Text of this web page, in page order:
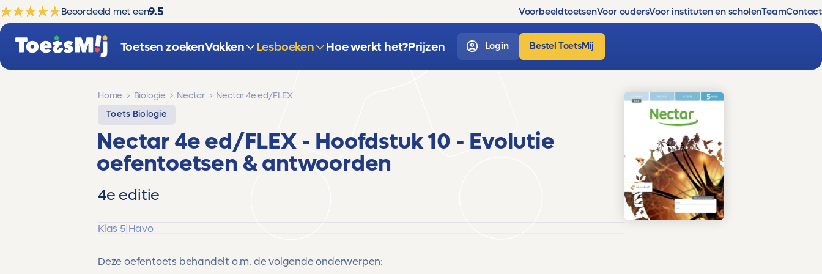
Beoordeeld met een9.5 VoorbeeldtoetsenVoor oudersVoor instituten en scholenTeamContact
Toetsen zoekenVakken Lesboeken Hoe werkt het?Prijzen Login Bestel ToetsMij
Home Biologie Nectar
Nectar 4e ed/FLEX
Toets Biologie
Nectar 4e ed/FLEX - Hoofdstuk 10 - Evolutie
oefentoetsen & antwoorden
4e editie
Klas 5|Havo
Deze oefentoets behandelt o.m. de volgende onderwerpen: